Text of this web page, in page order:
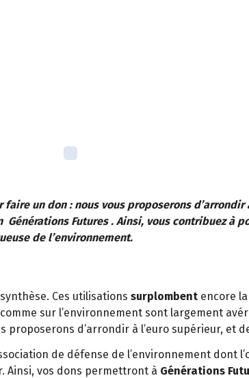
un don : nous vous proposerons
Générations Futures . Ainsi, vous contribuez
de l’environnement.
Ces utilisations surplombent encore
sur l’environnement sont largement
proposerons d’arrondir à l’euro supérieur, et
de défense de l’environnement dont
Ainsi, vos dons permettront à Générations